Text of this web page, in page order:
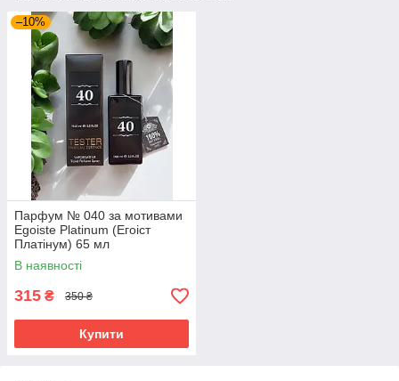
–10%
Парфум № 040 за мотивами
Egoiste Platinum (Егоіст
Платінум) 65 мл
В наявності
315 ₴ 350 ₴
Купити